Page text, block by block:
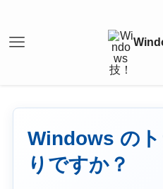
Windows の
りですか？